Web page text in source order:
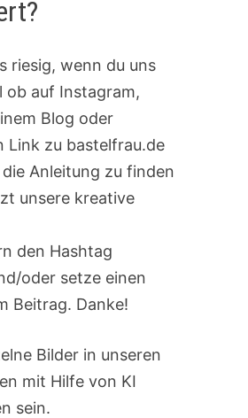
riesig, wenn du uns
ob auf Instagram,
Blog oder
Link zu bastelfrau.de
Anleitung zu finden
unsere kreative
den Hashtag
oder setze einen
Beitrag. Danke!
Bilder in unseren
mit Hilfe von KI
sein.